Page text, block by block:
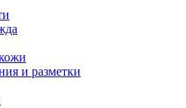
и разметки